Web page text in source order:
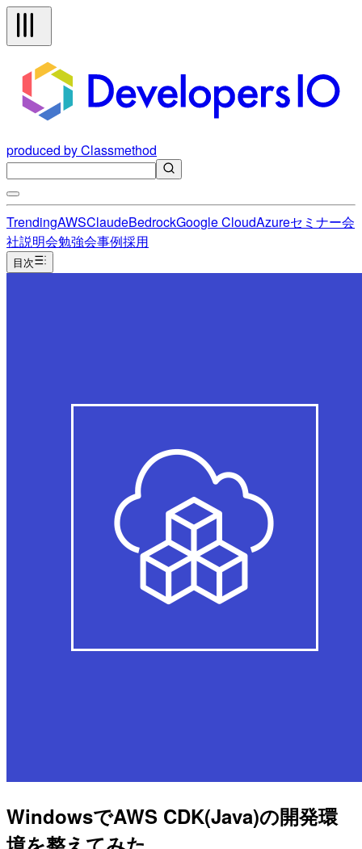
produced by Classmethod
TrendingAWSClaudeBedrockGoogle CloudAzureセミナー会
社説明会勉強会事例採用
目次
WindowsでAWS CDK(Java)の開発環